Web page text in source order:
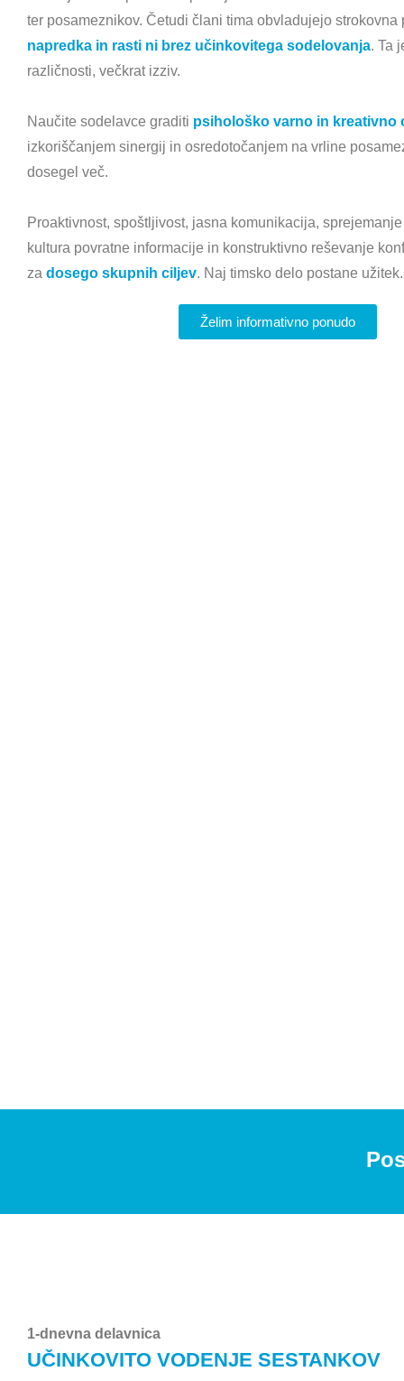
ter posameznikov. Četudi člani tima obvladujejo strokovna
napredka in rasti ni brez učinkovitega sodelovanja. Ta
različnosti, večkrat izziv.
Naučite sodelavce graditi psihološko varno in kreativno
izkoriščanjem sinergij in osredotočanjem na vrline
dosegel več.
Proaktivnost, spoštljivost, jasna komunikacija,
kultura povratne informacije in konstruktivno reševanje
za dosego skupnih ciljev. Naj timsko delo postane užitek.
Želim informativno ponudo
1-dnevna delavnica
UČINKOVITO VODENJE SESTANKOV